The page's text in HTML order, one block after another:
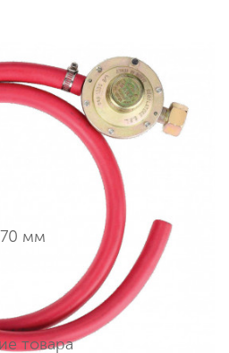
мм
товара